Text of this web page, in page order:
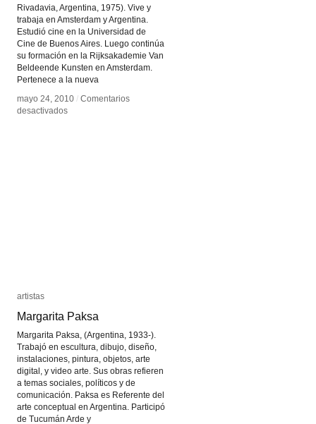
Rivadavia, Argentina, 1975). Vive y
trabaja en Amsterdam y Argentina.
Estudió cine en la Universidad de
Cine de Buenos Aires. Luego continúa
su formación en la Rijksakademie Van
Beldeende Kunsten en Amsterdam.
Pertenece a la nueva
mayo 24, 2010 / Comentarios
desactivadosen
mayo 24, 2010 / Comentarios
desactivadosen
artistas
Margarita Paksa
Margarita Paksa, (Argentina, 1933-).
Trabajó en escultura, dibujo, diseño,
instalaciones, pintura, objetos, arte
digital, y video arte. Sus obras refieren
a temas sociales, políticos y de
comunicación. Paksa es Referente del
arte conceptual en Argentina. Participó
de Tucumán Arde y
artistas
Margarita Paksa